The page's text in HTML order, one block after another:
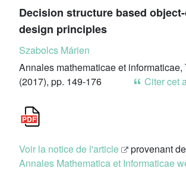
Decision structure based
design principles
Szabolcs Márien
Annales mathematicae et informaticae,
(2017), pp. 149-176
Citer cet
Voir la notice de l'article
provenant
Annales Mathematica et Informaticae